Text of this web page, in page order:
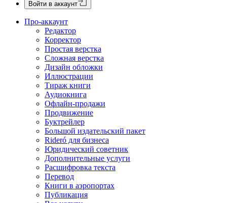
Войти в аккаунт
Про-аккаунт
Редактор
Корректор
Простая верстка
Сложная верстка
Дизайн обложки
Иллюстрации
Тираж книги
Аудиокнига
Офлайн-продажи
Продвижение
Буктрейлер
Большой издательский пакет
Rideró для бизнеса
Юридический советник
Дополнительные услуги
Расшифровка текста
Перевод
Книги в аэропортах
Публикация